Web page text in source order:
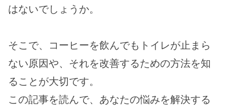
はないでしょうか。
そこで、コーヒーを飲んでもトイレが止まら
ない原因や、それを改善するための方法を知
ることが大切です。
この記事を読んで、あなたの悩みを解決する